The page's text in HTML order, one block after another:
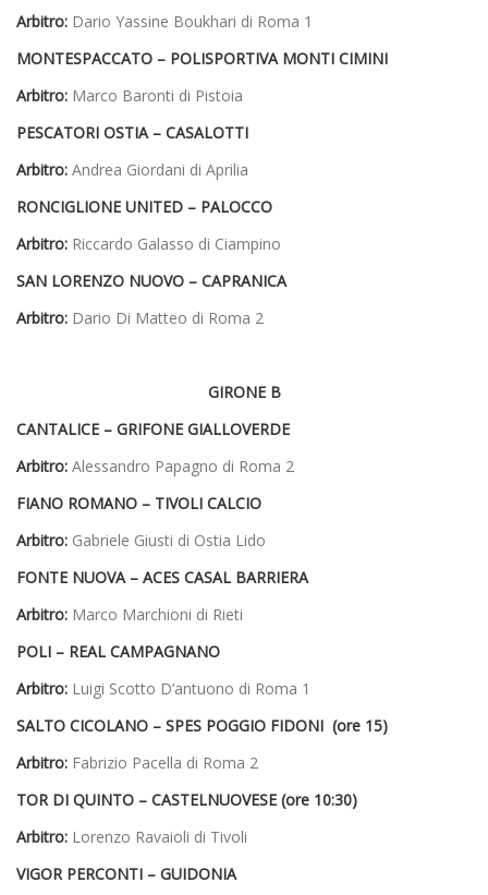
Arbitro: Dario Yassine Boukhari di Roma 1
MONTESPACCATO – POLISPORTIVA MONTI CIMINI
Arbitro: Marco Baronti di Pistoia
PESCATORI OSTIA – CASALOTTI
Arbitro: Andrea Giordani di Aprilia
RONCIGLIONE UNITED – PALOCCO
Arbitro: Riccardo Galasso di Ciampino
SAN LORENZO NUOVO – CAPRANICA
Arbitro: Dario Di Matteo di Roma 2
GIRONE B
CANTALICE – GRIFONE GIALLOVERDE
Arbitro: Alessandro Papagno di Roma 2
FIANO ROMANO – TIVOLI CALCIO
Arbitro: Gabriele Giusti di Ostia Lido
FONTE NUOVA – ACES CASAL BARRIERA
Arbitro: Marco Marchioni di Rieti
POLI – REAL CAMPAGNANO
Arbitro: Luigi Scotto D’antuono di Roma 1
SALTO CICOLANO – SPES POGGIO FIDONI (ore 15)
Arbitro: Fabrizio Pacella di Roma 2
TOR DI QUINTO – CASTELNUOVESE (ore 10:30)
Arbitro: Lorenzo Ravaioli di Tivoli
VIGOR PERCONTI – GUIDONIA